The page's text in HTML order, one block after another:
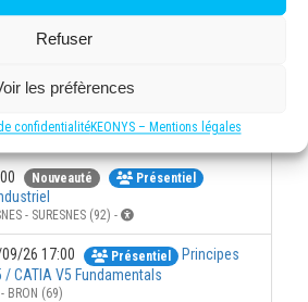
Refuser
les préfèrences
confidentialitéKEONYS – Mentions légales
Nouveauté Présentiel
- SURESNES (92) -
26 17:00 Présentiel
Principes
/ CATIA V5 Fundamentals
BRON (69)